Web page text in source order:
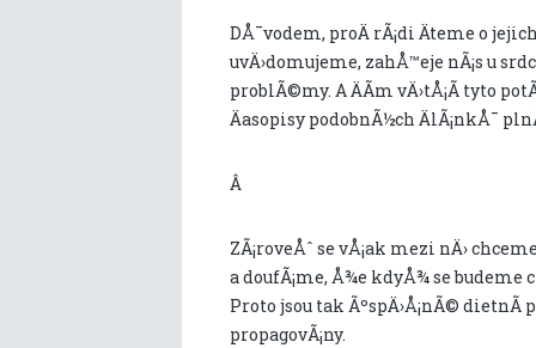
DÅ¯vodem, proÄ rÃ¡di Äteme o
uvÄ›domujeme, zahÅ™eje nÃ¡s u
problÃ©my. A ÄÃ­m vÄ›tÅ¡Ã­ tyto
Äasopisy podobnÃ½ch ÄlÃ¡nkÅ¯
Â
ZÃ¡roveÅˆ se vÅ¡ak mezi nÄ›
a doufÃ¡me, Å¾e kdyÅ¾ se budeme
Proto jsou tak ÃºspÄ›Å¡nÃ©
propagovÃ¡ny.